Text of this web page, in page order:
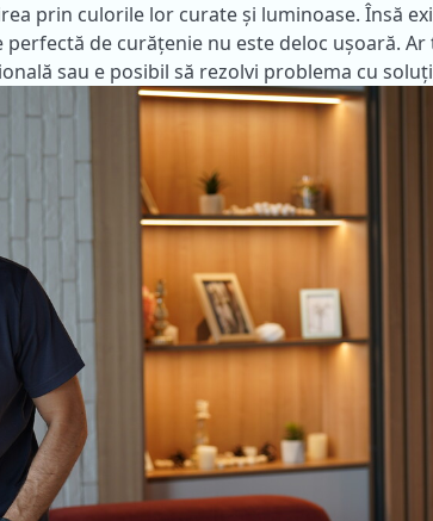
prin culorile lor curate și luminoase. Însă
de curățenie nu este deloc ușoară.
sau e posibil să rezolvi problema cu